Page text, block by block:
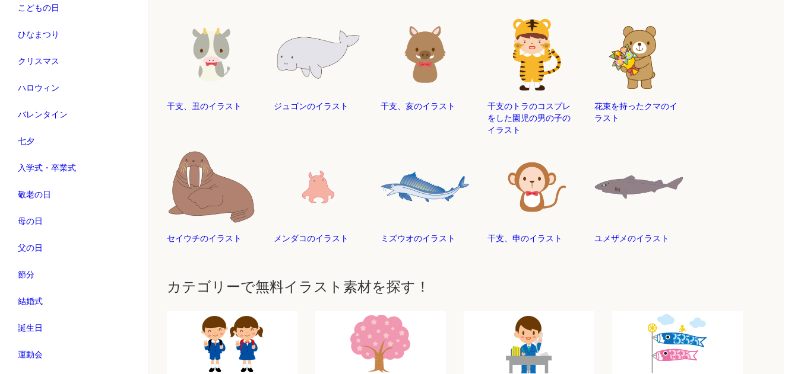
こどもの日
ひなまつり
クリスマス
ハロウィン
バレンタイン
七夕
入学式・卒業式
敬老の日
母の日
父の日
節分
結婚式
誕生日
運動会
干支、丑のイラスト ジュゴンのイラスト 干支、亥のイラスト
干支のトラのコスプレ
をした園児の男の子の
イラスト
花束を持ったクマのイ
ラスト
セイウチのイラスト メンダコのイラスト ミズウオのイラスト 干支、申のイラスト ユメザメのイラスト
カテゴリーで無料イラスト素材を探す！